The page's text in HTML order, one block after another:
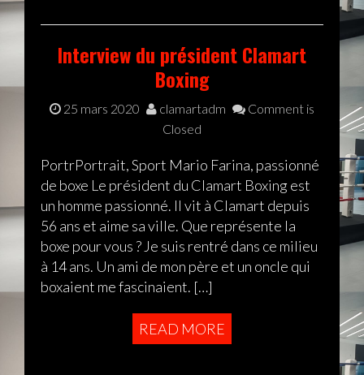
Interview du président Clamart
Boxing
25 mars 2020 clamartadm
Comment is
Closed
PortrPortrait, Sport Mario Farina, passionné
de boxe Le président du Clamart Boxing est
un homme passionné. Il vit à Clamart depuis
56 ans et aime sa ville. Que représente la
boxe pour vous ? Je suis rentré dans ce milieu
à 14 ans. Un ami de mon père et un oncle qui
boxaient me fascinaient. […]
READ MORE